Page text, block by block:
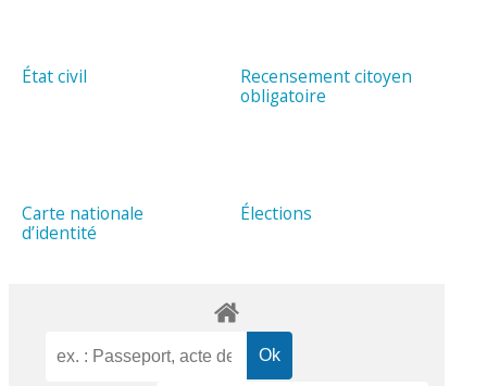
État civil
Recensement citoyen
obligatoire
Carte nationale
d’identité
Élections